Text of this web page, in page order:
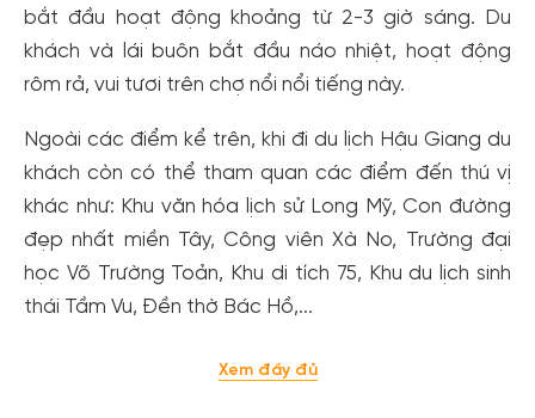
bắt đầu hoạt động khoảng từ 2-3 giờ sáng. Du
khách và lái buôn bắt đầu náo nhiệt, hoạt động
rôm rả, vui tươi trên chợ nổi nổi tiếng này.
Ngoài các điểm kể trên, khi đi du lịch Hậu Giang du
khách còn có thể tham quan các điểm đến thú vị
khác như: Khu văn hóa lịch sử Long Mỹ, Con đường
đẹp nhất miền Tây, Công viên Xà No, Trường đại
học Võ Trường Toản, Khu di tích 75, Khu du lịch sinh
thái Tầm Vu, Đền thờ Bác Hồ,...
Xem đầy đủ